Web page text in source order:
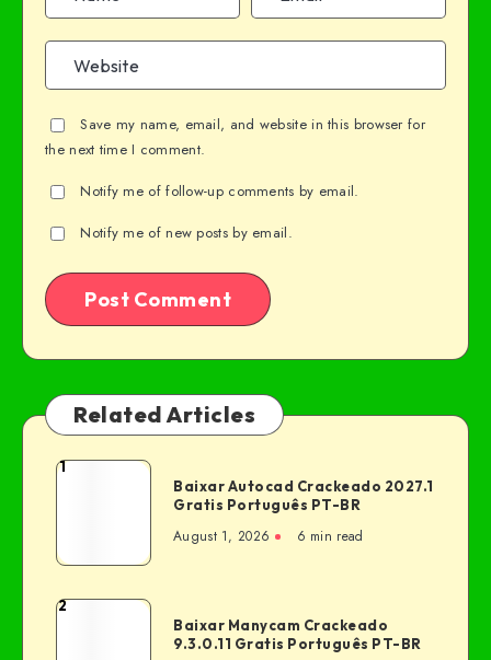
Save my name, email, and website in this browser for
the next time I comment.
Notify me of follow-up comments by email.
Notify me of new posts by email.
Related Articles
1
Baixar Autocad Crackeado 2027.1
Gratis Português PT-BR
August 1, 2026 6 min read
2
Baixar Manycam Crackeado
9.3.0.11 Gratis Português PT-BR